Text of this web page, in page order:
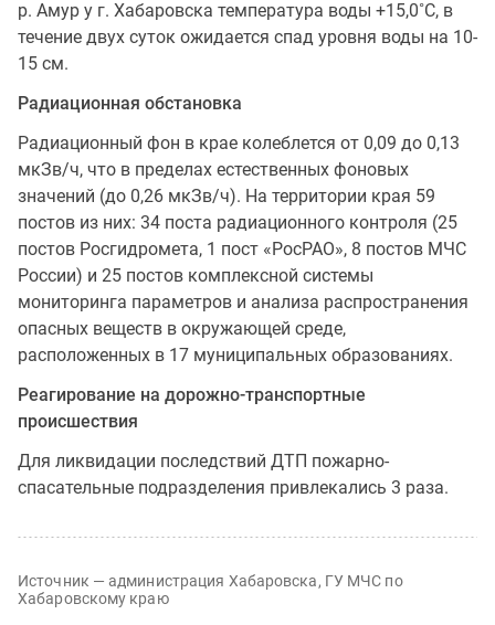
р. Амур у г. Хабаровска температура воды +15,0˚С, в
течение двух суток ожидается спад уровня воды на 10-
15 см.
Радиационная обстановка
Радиационный фон в крае колеблется от 0,09 до 0,13
мкЗв/ч, что в пределах естественных фоновых
значений (до 0,26 мкЗв/ч). На территории края 59
постов из них: 34 поста радиационного контроля (25
постов Росгидромета, 1 пост «РосРАО», 8 постов МЧС
России) и 25 постов комплексной системы
мониторинга параметров и анализа распространения
опасных веществ в окружающей среде,
расположенных в 17 муниципальных образованиях.
Реагирование на дорожно-транспортные
происшествия
Для ликвидации последствий ДТП пожарно-
спасательные подразделения привлекались 3 раза.
Источник — администрация Хабаровска, ГУ МЧС по
Хабаровскому краю